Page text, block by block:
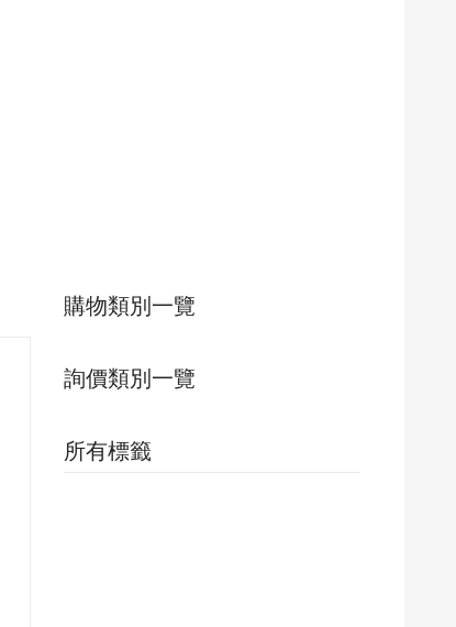
購物類別一覽
詢價類別一覽
所有標籤